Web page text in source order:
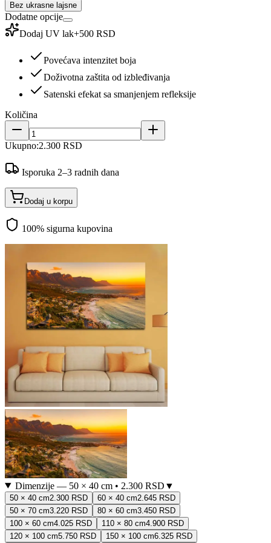
Bez ukrasne lajsne
Dodatne opcije
Dodaj UV lak+500 RSD
Povećava intenzitet boja
Doživotna zaštita od izbleđivanja
Satenski efekat sa smanjenjem refleksije
Količina
Ukupno:2.300 RSD
Isporuka 2–3 radnih dana
Dodaj u korpu
100% sigurna kupovina
Dimenzije — 50 × 40 cm• 2.300 RSD ▼
50 × 40 cm2.300 RSD 60 × 40 cm2.645 RSD
50 × 70 cm3.220 RSD 80 × 60 cm3.450 RSD
100 × 60 cm4.025 RSD 110 × 80 cm4.900 RSD
120 × 100 cm5.750 RSD 150 × 100 cm6.325 RSD